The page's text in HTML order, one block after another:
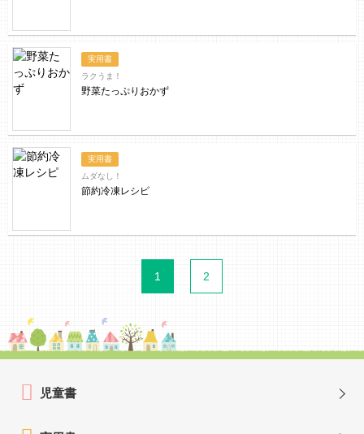
実用書
ラクうま！
野菜たっぷりおかず
実用書
ムダなし！
節約冷凍レシピ
1 2
児童書